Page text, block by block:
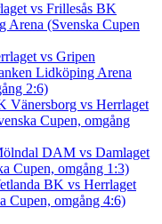
vs Frillesås BK
Arena (Svenska Cupen
vs Gripen
Lidköping Arena
2:6)
Vänersborg vs Herrlaget
Cupen, omgång
DAM vs Damlaget
Cupen, omgång 1:3)
BK vs Herrlaget
Cupen, omgång 4:6)